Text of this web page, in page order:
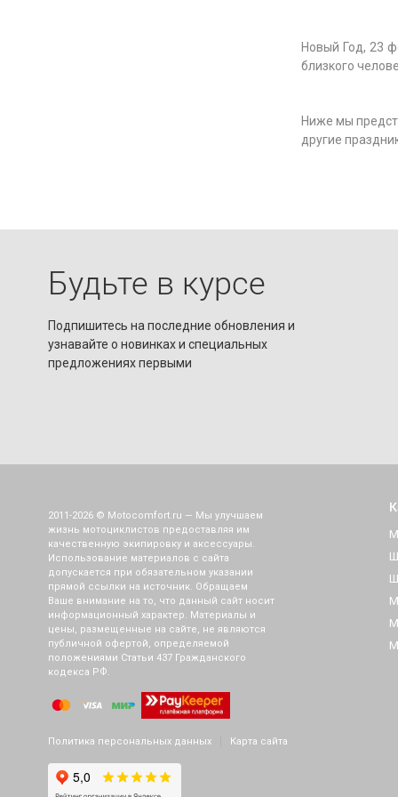
Новый Год, 23
близкого
Ниже мы
другие
Будьте в курсе
Подпишитесь на последние обновления и
узнавайте о новинках и специальных
предложениях первыми
2011-2026 © Motocomfort.ru — Мы улучшаем
жизнь мотоциклистов предоставляя им
качественную экипировку и аксессуары.
Использование материалов с сайта
допускается при обязательном указании
прямой ссылки на источник. Обращаем
Ваше внимание на то, что данный сайт носит
информационный характер. Материалы и
цены, размещенные на сайте, не являются
публичной офертой, определяемой
положениями Статьи 437 Гражданского
кодекса РФ.
Политика персональных данных Карта сайта